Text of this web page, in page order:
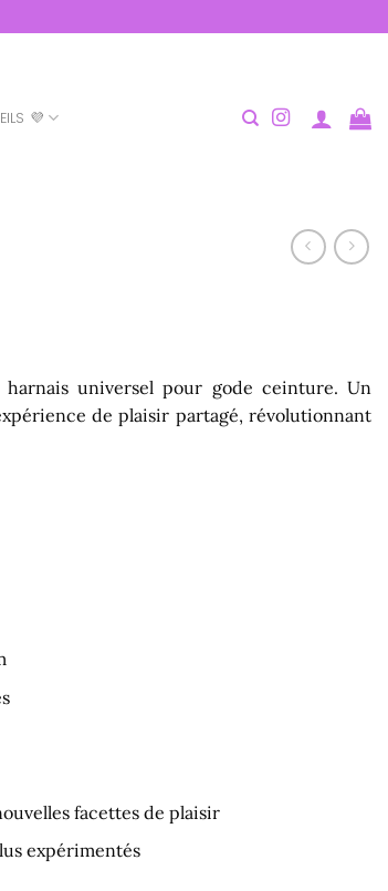
💜
harnais universel pour gode ceinture. Un
de plaisir partagé, révolutionnant
facettes de plaisir
expérimentés